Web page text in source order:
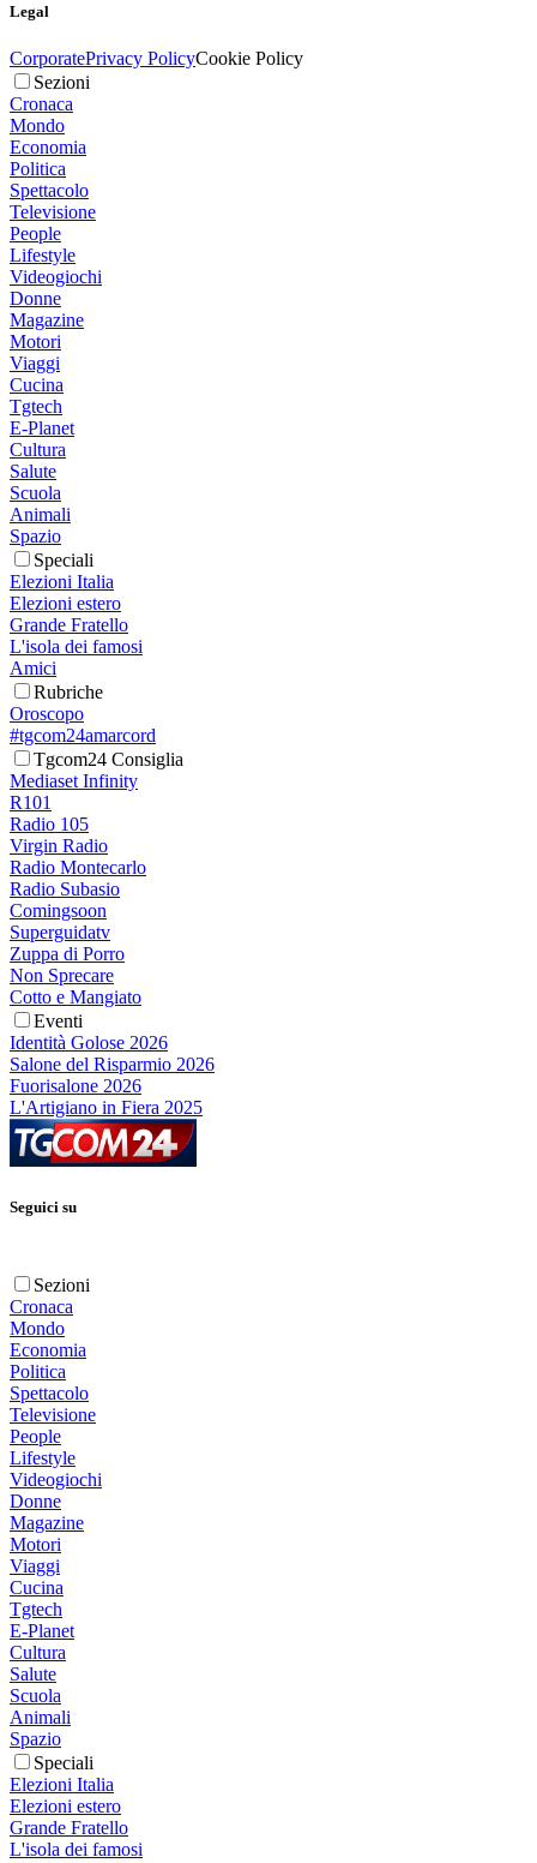
Legal
CorporatePrivacy PolicyCookie Policy
Sezioni
Cronaca
Mondo
Economia
Politica
Spettacolo
Televisione
People
Lifestyle
Videogiochi
Donne
Magazine
Motori
Viaggi
Cucina
Tgtech
E-Planet
Cultura
Salute
Scuola
Animali
Spazio
Speciali
Elezioni Italia
Elezioni estero
Grande Fratello
L'isola dei famosi
Amici
Rubriche
Oroscopo
#tgcom24amarcord
Tgcom24 Consiglia
Mediaset Infinity
R101
Radio 105
Virgin Radio
Radio Montecarlo
Radio Subasio
Comingsoon
Superguidatv
Zuppa di Porro
Non Sprecare
Cotto e Mangiato
Eventi
Identità Golose 2026
Salone del Risparmio 2026
Fuorisalone 2026
L'Artigiano in Fiera 2025
Seguici su
Sezioni
Cronaca
Mondo
Economia
Politica
Spettacolo
Televisione
People
Lifestyle
Videogiochi
Donne
Magazine
Motori
Viaggi
Cucina
Tgtech
E-Planet
Cultura
Salute
Scuola
Animali
Spazio
Speciali
Elezioni Italia
Elezioni estero
Grande Fratello
L'isola dei famosi